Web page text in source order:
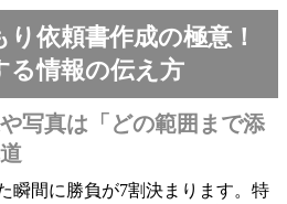
依頼書作成の極意！
る情報の伝え方
写真は「どの範囲まで添
瞬間に勝負が7割決まります。特